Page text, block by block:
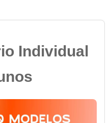
Individual